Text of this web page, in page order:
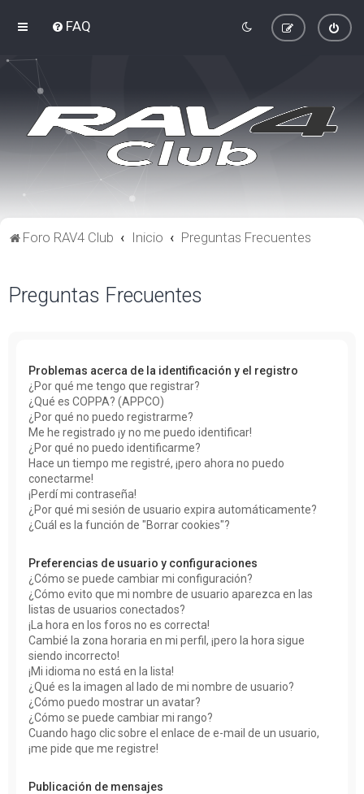
FAQ
Foro RAV4 Club Inicio Preguntas Frecuentes
Preguntas Frecuentes
Problemas acerca de la identificación y el registro
¿Por qué me tengo que registrar?
¿Qué es COPPA? (APPCO)
¿Por qué no puedo registrarme?
Me he registrado ¡y no me puedo identificar!
¿Por qué no puedo identificarme?
Hace un tiempo me registré, ¡pero ahora no puedo
conectarme!
¡Perdí mi contraseña!
¿Por qué mi sesión de usuario expira automáticamente?
¿Cuál es la función de "Borrar cookies"?
Preferencias de usuario y configuraciones
¿Cómo se puede cambiar mi configuración?
¿Cómo evito que mi nombre de usuario aparezca en las
listas de usuarios conectados?
¡La hora en los foros no es correcta!
Cambié la zona horaria en mi perfil, ¡pero la hora sigue
siendo incorrecto!
¡Mi idioma no está en la lista!
¿Qué es la imagen al lado de mi nombre de usuario?
¿Cómo puedo mostrar un avatar?
¿Cómo se puede cambiar mi rango?
Cuando hago clic sobre el enlace de e-mail de un usuario,
¡me pide que me registre!
Publicación de mensajes